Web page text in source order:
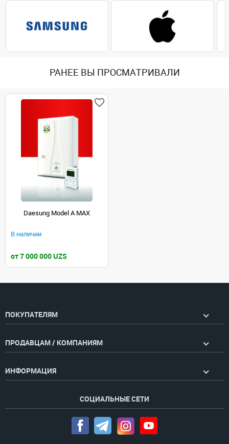
РАНЕЕ ВЫ ПРОСМАТРИВАЛИ
Daesung Model А MAX
В наличии
от 7 000 000 UZS
ПОКУПАТЕЛЯМ
ПРОДАВЦАМ / КОМПАНИЯМ
ИНФОРМАЦИЯ
СОЦИАЛЬНЫЕ СЕТИ